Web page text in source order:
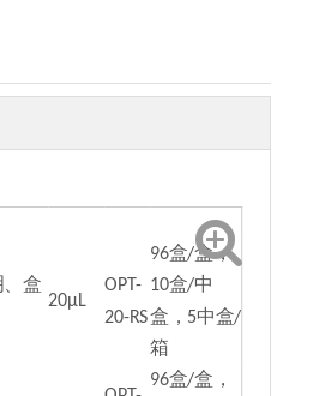
、盒
20μL
OPT-
20-RS
96盒/盒，
10盒/中
盒，5中盒/
箱
96盒/盒，